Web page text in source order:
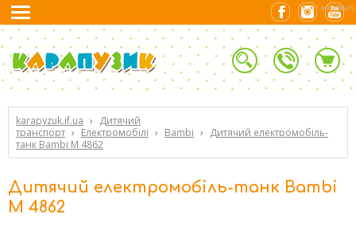
karapyzuk.if.ua › Дитячий
транспорт › Електромобілі › Bambi › Дитячий електромобіль-
танк Bambi M 4862
Дитячий електромобіль-танк Bambi
M 4862
0.024786 (7)